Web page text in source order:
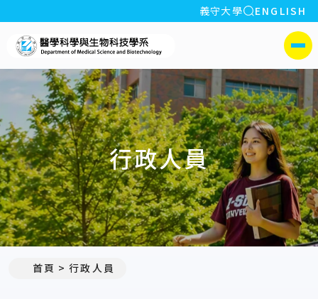
:::
義守大學 全站搜索
ENGLISH
義守大學醫學科學與生物
側選單
行政人員
首頁 行政人員